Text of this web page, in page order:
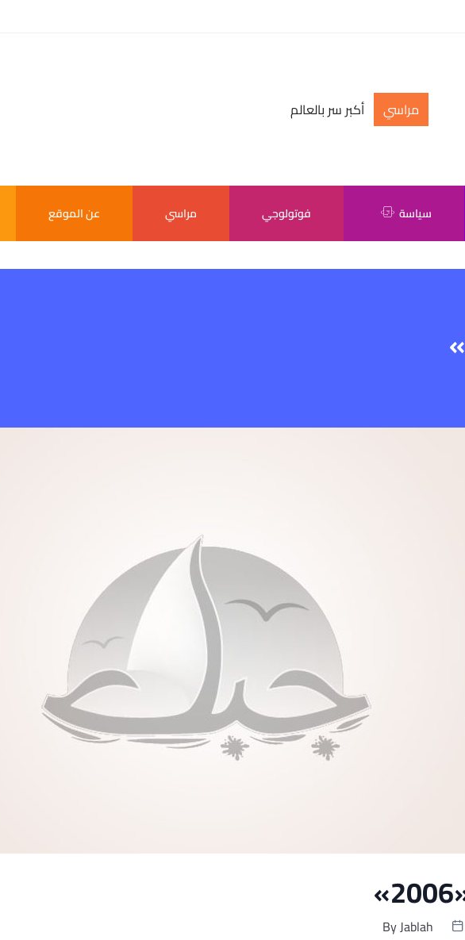
مراسي أكبر سر بالعالم
سياسة فوتولوجي مراسي عن الموقع
ByJablah